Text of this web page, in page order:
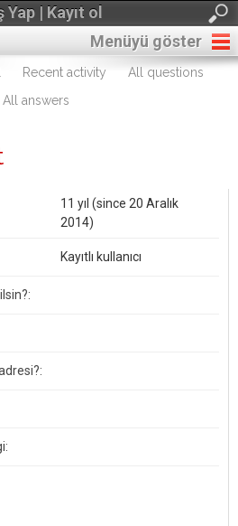
Yap | Kayıt ol
Menüyü göster
Recent activity
All questions
All answers
11 yıl (since 20 Aralık
2014)
Kayıtlı kullanıcı